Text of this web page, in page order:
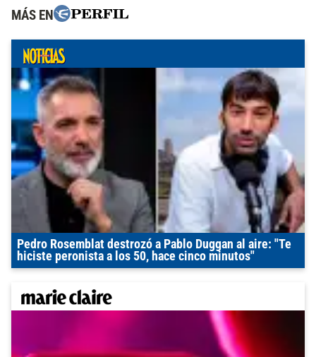
MÁS EN
Pedro Rosemblat destrozó a Pablo Duggan al aire: "Te
hiciste peronista a los 50, hace cinco minutos"